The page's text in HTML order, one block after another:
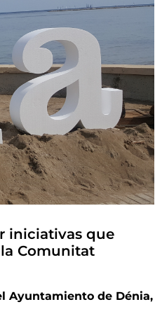
iniciativas que
Comunitat
Ayuntamiento de Dénia,